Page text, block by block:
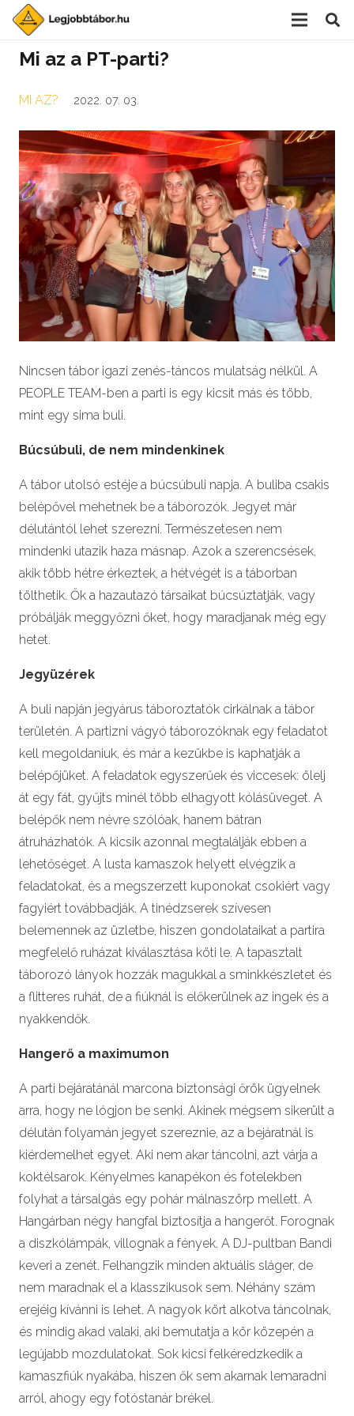
Mi az a PT-parti?
MI AZ? 2022. 07. 03.
Nincsen tábor igazi zenés-táncos mulatság nélkül. A
PEOPLE TEAM-ben a parti is egy kicsit más és több,
mint egy sima buli.
Búcsúbuli, de nem mindenkinek
A tábor utolsó estéje a búcsúbuli napja. A buliba csakis
belépővel mehetnek be a táborozók. Jegyet már
délutántól lehet szerezni. Természetesen nem
mindenki utazik haza másnap. Azok a szerencsések,
akik több hétre érkeztek, a hétvégét is a táborban
tölthetik. Ők a hazautazó társaikat búcsúztatják, vagy
próbálják meggyőzni őket, hogy maradjanak még egy
hetet.
Jegyüzérek
A buli napján jegyárus táboroztatók cirkálnak a tábor
területén. A partizni vágyó táborozóknak egy feladatot
kell megoldaniuk, és már a kezükbe is kaphatják a
belépőjüket. A feladatok egyszerűek és viccesek: ölelj
át egy fát, gyűjts minél több elhagyott kólásüveget. A
belépők nem névre szólóak, hanem bátran
átruházhatók. A kicsik azonnal megtalálják ebben a
lehetőséget. A lusta kamaszok helyett elvégzik a
feladatokat, és a megszerzett kuponokat csokiért vagy
fagyiért továbbadják. A tinédzserek szívesen
belemennek az üzletbe, hiszen gondolataikat a partira
megfelelő ruházat kiválasztása köti le. A tapasztalt
táborozó lányok hozzák magukkal a sminkkészletet és
a flitteres ruhát, de a fiúknál is előkerülnek az ingek és a
nyakkendők.
Hangerő a maximumon
A parti bejáratánál marcona biztonsági őrök ügyelnek
arra, hogy ne lógjon be senki. Akinek mégsem sikerült a
délután folyamán jegyet szereznie, az a bejáratnál is
kiérdemelhet egyet. Aki nem akar táncolni, azt várja a
koktélsarok. Kényelmes kanapékon és fotelekben
folyhat a társalgás egy pohár málnaszörp mellett. A
Hangárban négy hangfal biztosítja a hangerőt. Forognak
a diszkólámpák, villognak a fények. A DJ-pultban Bandi
keveri a zenét. Felhangzik minden aktuális sláger, de
nem maradnak el a klasszikusok sem. Néhány szám
erejéig kívánni is lehet. A nagyok kört alkotva táncolnak,
és mindig akad valaki, aki bemutatja a kör közepén a
legújabb mozdulatokat. Sok kicsi felkéredzkedik a
kamaszfiúk nyakába, hiszen ők sem akarnak lemaradni
arról, ahogy egy fotóstanár brékel.